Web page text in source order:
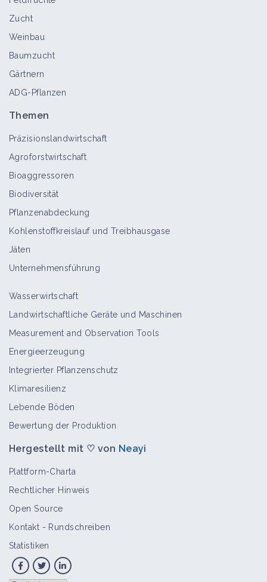
Alpen-Habichtskraut
Wald-Reitgras
Bittersüßer Nachtschatten
Zucht
Weinbau
Baumzucht
Gärtnern
ADG-Pflanzen
Themen
Präzisionslandwirtschaft
Agroforstwirtschaft
Bioaggressoren
Biodiversität
Pflanzenabdeckung
Kohlenstoffkreislauf und Treibhausgase
Jäten
Unternehmensführung
Wasserwirtschaft
Landwirtschaftliche Geräte und Maschinen
Measurement and Observation Tools
Energieerzeugung
Integrierter Pflanzenschutz
Klimaresilienz
Lebende Böden
Bewertung der Produktion
Hergestellt mit ♡ von Neayi
Plattform-Charta
Rechtlicher Hinweis
Open Source
Kontakt - Rundschreiben
Statistiken